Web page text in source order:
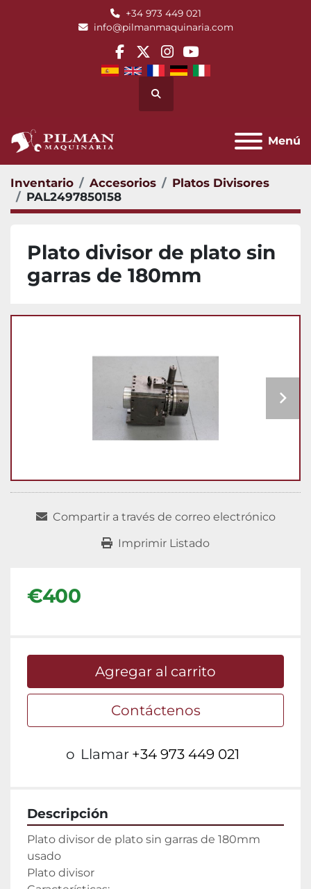
+34 973 449 021
info@pilmanmaquinaria.com
facebook
twitterinstagram
youtube
Buscar
Menú
Inventario Accesorios
Platos Divisores
PAL2497850158
Plato divisor de plato sin
garras de 180mm
Compartir a través de correo electrónico
Imprimir Listado
€400
Agregar al carrito
Contáctenos
o Llamar +34 973 449 021
Descripción
Plato divisor de plato sin garras de 180mm
usado
Plato divisor